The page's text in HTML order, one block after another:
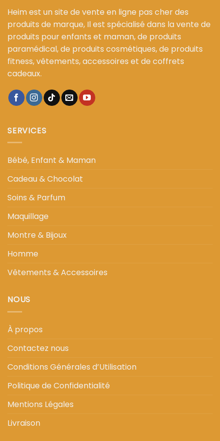
Heim est un site de vente en ligne pas cher des
produits de marque, Il est spécialisé dans la vente de
produits pour enfants et maman, de produits
paramédical, de produits cosmétiques, de produits
fitness, vêtements, accessoires et de coffrets
cadeaux.
SERVICES
Bébé, Enfant & Maman
Cadeau & Chocolat
Soins & Parfum
Maquillage
Montre & Bijoux
Homme
Vêtements & Accessoires
NOUS
À propos
Contactez nous
Conditions Générales d’Utilisation
Politique de Confidentialité
Mentions Légales
Livraison